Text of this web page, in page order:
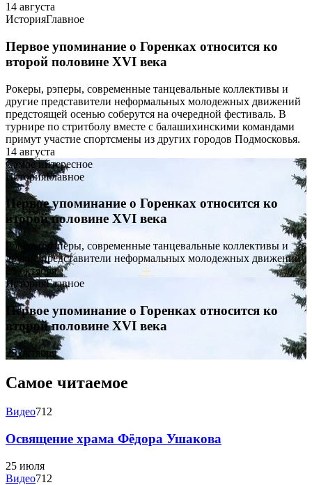
14 августа
ИсторияГлавное
Первое упоминание о Горенках относится ко
второй половине XVI века
Рокеры, рэперы, современные танцевальные коллективы и
другие представители неформальных молодежных движений
предстоящей осенью соберутся на очередной фестиваль. В
турнире по стритболу вместе с балашихинскими командами
примут участие спортсмены из других городов Подмосковья.
14 августа
Самое интересное
ИсторияГлавное
Первое упоминание о Горенках относится ко
второй половине XVI века
Рокеры, рэперы, современные танцевальные коллективы и
другие представители неформальных молодежных движений
25 октября
ИсторияГлавное
Первое упоминание о Горенках относится ко
второй половине XVI века
25 октября
Самое читаемое
Видео712
Освящение храма Фёдора Ушакова
25 июля
Видео712